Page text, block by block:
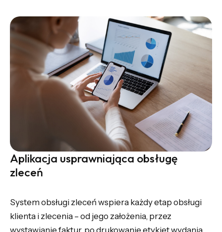
Aplikacja usprawniająca obsługę
zleceń
System obsługi zleceń wspiera każdy etap obsługi
klienta i zlecenia – od jego założenia, przez
wystawianie faktur, po drukowanie etykiet wydania